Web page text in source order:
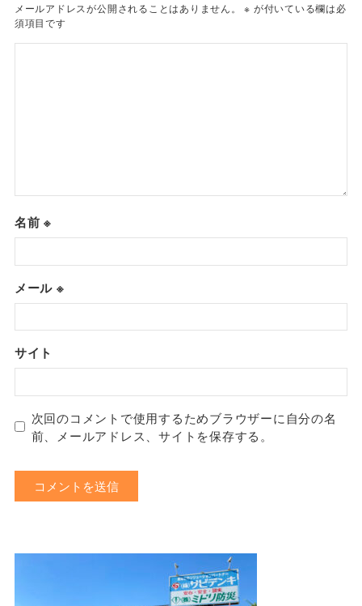
メールアドレスが公開されることはありません。 ※ が付いている欄は必
須項目です
名前※
メール ※
サイト
次回のコメントで使用するためブラウザーに自分の名
前、メールアドレス、サイトを保存する。